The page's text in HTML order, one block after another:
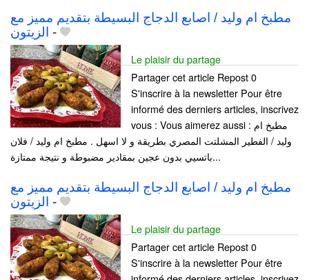
مطبخ ام وليد / اصابع الدجاج البسيطة بتقديم مميز مع
الزيتون -
Le plaisir du partage
Partager cet article Repost 0
S'inscrire à la newsletter Pour être
informé des derniers articles, inscrivez
vous : Vous aimerez aussi : مطبخ ام
وليد / الفطير المشلتت المصري بطريقة و لا اسهل . مطبخ ام وليد / فلان
باتسيي بدون عجين بمقادير مضبوطة و نتيجة ممتازة...
مطبخ ام وليد / اصابع الدجاج البسيطة بتقديم مميز مع
الزيتون -
Le plaisir du partage
Partager cet article Repost 0
S'inscrire à la newsletter Pour être